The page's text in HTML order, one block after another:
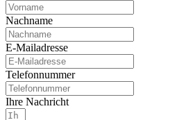
Nachname
E-Mailadresse
Telefonnummer
Ihre Nachricht